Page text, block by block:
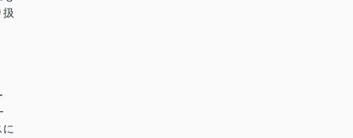
扱